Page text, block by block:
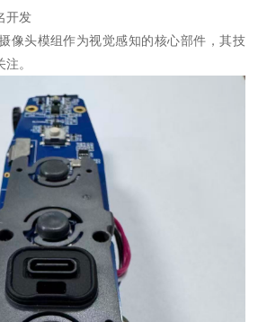
开发
像头模组作为视觉感知的核心部件，其技
。